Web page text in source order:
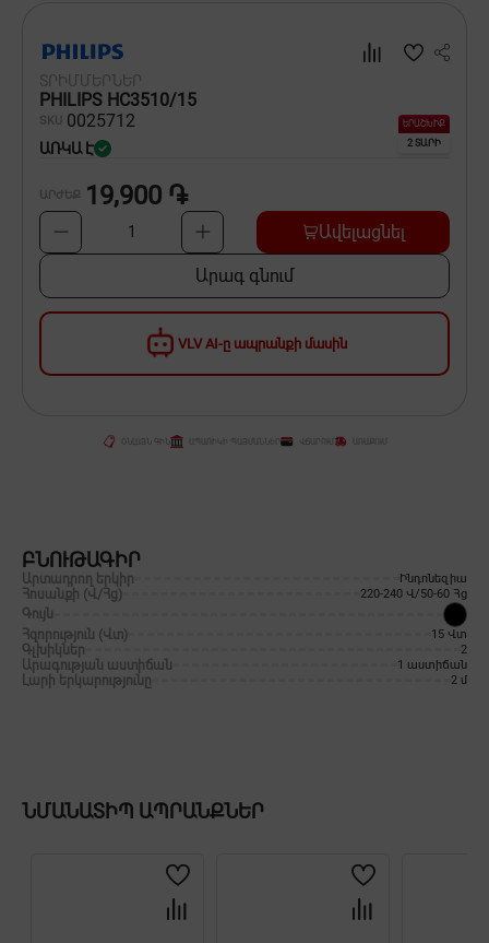
Ինքնագնացներ և ինքնագլորներ
VLV AI-ը ապրանքի մասին
ՏՐԻՄՄԵՐՆԵՐ
PHILIPS HC3510/15
SKU 0025712
ԱՌԿԱ Է
ԵՐԱՇԽԻՔ
2 ՏԱՐԻ
ԱՐԺԵՔ 19,900 ֏
1 Ավելացնել
Արագ գնում
ՎՃԱՐՈՒՄ
ԲՆՈՒԹԱԳԻՐ
Արտադրող երկիր Ինդոնեզիա
Հոսանքի (Վ/Հց) 220-240 Վ/50-60 Հց
Գույն
Հզորություն (Վտ)
15 Վտ
Գլխիկներ 2
Արագության աստիճան 1 աստիճան
Լարի երկարությունը 2 մ
ՆՄԱՆԱՏԻՊ ԱՊՐԱՆՔՆԵՐ